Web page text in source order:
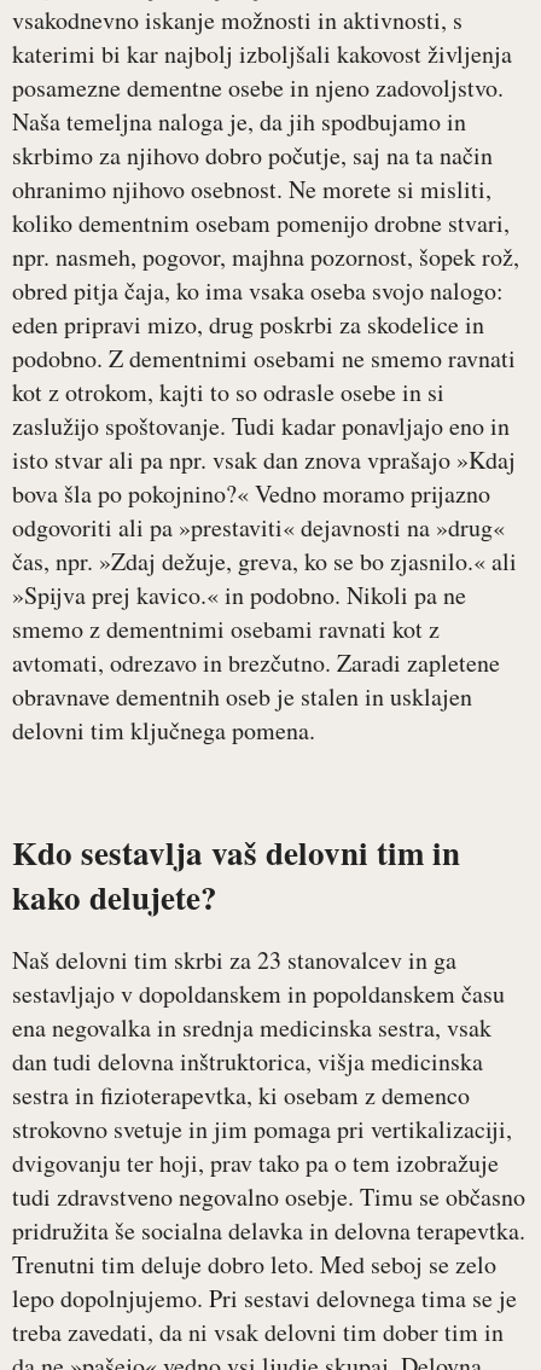
vsakodnevno iskanje možnosti in aktivnosti, s
katerimi bi kar najbolj izboljšali kakovost življenja
posamezne dementne osebe in njeno zadovoljstvo.
Naša temeljna naloga je, da jih spodbujamo in
skrbimo za njihovo dobro počutje, saj na ta način
ohranimo njihovo osebnost. Ne morete si misliti,
koliko dementnim osebam pomenijo drobne stvari,
npr. nasmeh, pogovor, majhna pozornost, šopek rož,
obred pitja čaja, ko ima vsaka oseba svojo nalogo:
eden pripravi mizo, drug poskrbi za skodelice in
podobno. Z dementnimi osebami ne smemo ravnati
kot z otrokom, kajti to so odrasle osebe in si
zaslužijo spoštovanje. Tudi kadar ponavljajo eno in
isto stvar ali pa npr. vsak dan znova vprašajo »Kdaj
bova šla po pokojnino?« Vedno moramo prijazno
odgovoriti ali pa »prestaviti« dejavnosti na »drug«
čas, npr. »Zdaj dežuje, greva, ko se bo zjasnilo.« ali
»Spijva prej kavico.« in podobno. Nikoli pa ne
smemo z dementnimi osebami ravnati kot z
avtomati, odrezavo in brezčutno. Zaradi zapletene
obravnave dementnih oseb je stalen in usklajen
delovni tim ključnega pomena.
Kdo sestavlja vaš delovni tim in
kako delujete?
Naš delovni tim skrbi za 23 stanovalcev in ga
sestavljajo v dopoldanskem in popoldanskem času
ena negovalka in srednja medicinska sestra, vsak
dan tudi delovna inštruktorica, višja medicinska
sestra in fizioterapevtka, ki osebam z demenco
strokovno svetuje in jim pomaga pri vertikalizaciji,
dvigovanju ter hoji, prav tako pa o tem izobražuje
tudi zdravstveno negovalno osebje. Timu se občasno
pridružita še socialna delavka in delovna terapevtka.
Trenutni tim deluje dobro leto. Med seboj se zelo
lepo dopolnjujemo. Pri sestavi delovnega tima se je
treba zavedati, da ni vsak delovni tim dober tim in